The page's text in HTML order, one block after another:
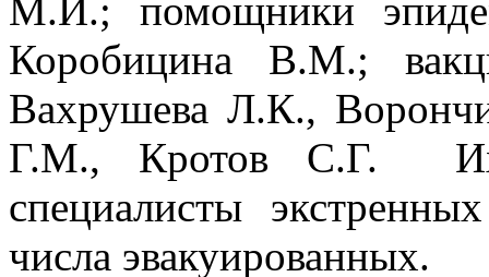
М.И.; помощники
Коробицина В.М.;
Вахрушева Л.К.,
Г.М., Кротов С.Г. Их
специалисты
числа эвакуированных.